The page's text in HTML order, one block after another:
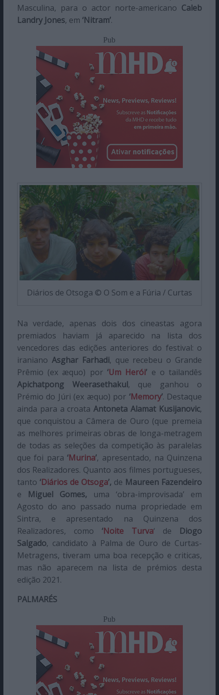
Masculina, para o actor norte-americano Caleb
Landry Jones, em ‘Nitram’.
Pub
Diários de Otsoga © O Som e a Fúria / Curtas
Na verdade, apenas dois dos cineastas agora
premiados haviam já aparecido na lista dos
vencedores das edições anteriores do festival: o
iraniano Asghar Farhadi, que recebeu o Grande
Prêmio (ex æquo) por ‘Um Herói’ e o tailandês
Apichatpong Weerasethakul, que ganhou o
Prémio do Júri (ex æquo) por ‘Memory’. Destaque
ainda para a croataAntoneta Alamat Kusijanovic,
que conquistou a Câmera de Ouro (que premeia
as melhores primeiras obras de longa-metragem
de todas as seleções da competição às paralelas
que foi para‘Murina’, apresentado, na Quinzena
dos Realizadores. Quanto aos filmes portugueses,
tanto ‘Diários de Otsoga’, de Maureen Fazendeiro
e Miguel Gomes, uma ‘obra-improvisada’ em
Agosto do ano passado numa propriedade em
Sintra, e apresentado na Quinzena dos
Realizadores, como ‘Noite Turva‘ de Diogo
Salgado, candidato à Palma de Ouro de Curtas-
Metragens, tiveram uma boa recepção e criticas,
mas não aparecem na lista de prémios desta
edição 2021.
PALMARÉS
Pub